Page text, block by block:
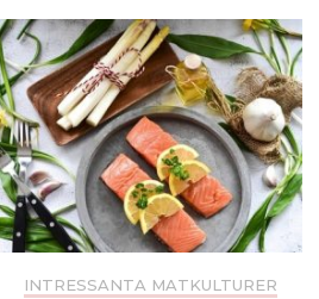
INTRESSANTA MATKULTURER